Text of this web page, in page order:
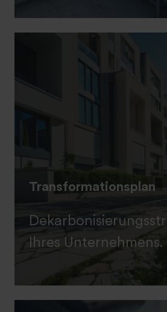
Transformationsplan
Ihres Unternehmens.